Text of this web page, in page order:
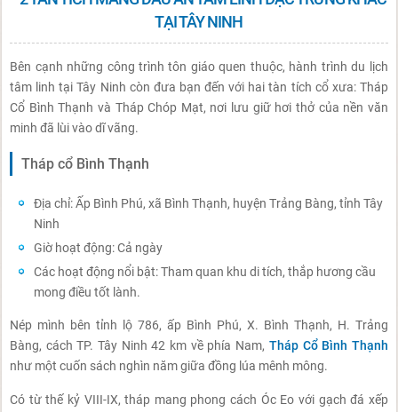
TẠI TÂY NINH
Bên cạnh những công trình tôn giáo quen thuộc, hành trình du lịch
tâm linh tại Tây Ninh còn đưa bạn đến với hai tàn tích cổ xưa: Tháp
Cổ Bình Thạnh và Tháp Chóp Mạt, nơi lưu giữ hơi thở của nền văn
minh đã lùi vào dĩ vãng.
Tháp cổ Bình Thạnh
Địa chỉ: Ấp Bình Phú, xã Bình Thạnh, huyện Trảng Bàng, tỉnh Tây
Ninh
Giờ hoạt động: Cả ngày
Các hoạt động nổi bật: Tham quan khu di tích, thắp hương cầu
mong điều tốt lành.
Nép mình bên tỉnh lộ 786, ấp Bình Phú, X. Bình Thạnh, H. Trảng
Bàng, cách TP. Tây Ninh 42 km về phía Nam, Tháp Cổ Bình Thạnh
như một cuốn sách nghìn năm giữa đồng lúa mênh mông.
Có từ thế kỷ VIII-IX, tháp mang phong cách Óc Eo với gạch đá xếp